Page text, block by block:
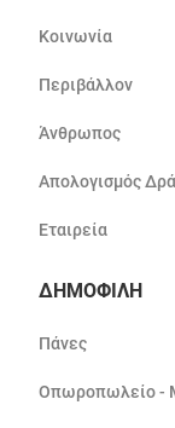
Κοινωνία
Περιβάλλον
Άνθρωπος
Απολογισμός
Εταιρεία
ΔΗΜΟΦΙΛΗ
Πάνες
Οπωροπωλείο -